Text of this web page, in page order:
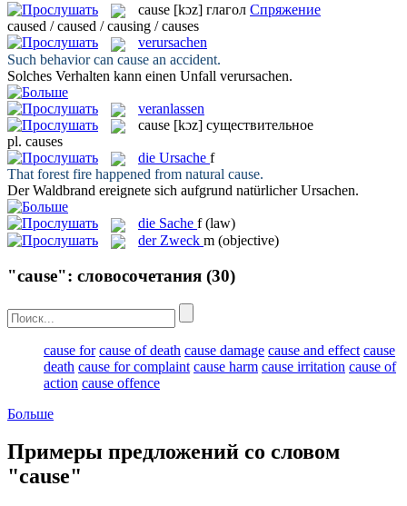
cause [kɔz] глагол Спряжение
caused / caused / causing / causes
verursachen
Such behavior can cause an accident.
Solches Verhalten kann einen Unfall verursachen.
veranlassen
cause [kɔz] существительное
pl. causes
die Ursache f
That forest fire happened from natural cause.
Der Waldbrand ereignete sich aufgrund natürlicherUrsachen.
die Sache f (law)
der Zweck m (objective)
"cause": словосочетания (30)
cause for cause of death cause damage cause and effect cause
death cause for complaint cause harm cause irritation cause of
action cause offence
Больше
Примеры предложений со словом
"cause"